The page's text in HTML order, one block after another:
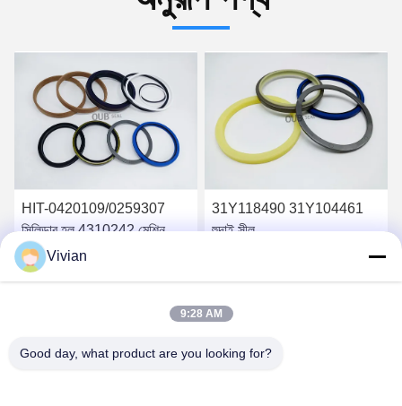
HIT-0420109/0259307
সিলিন্ডার হল 4310242 মেশিন
ZX450 এক্সক্যাভেটর স্টিয়ারিং বুম
আর্ম বাকার সিল কিটস হাইড্রোলিক
31Y118490 31Y104461
হুন্দাই সীল
Vivian
9:28 AM
Good day, what product are you looking for?